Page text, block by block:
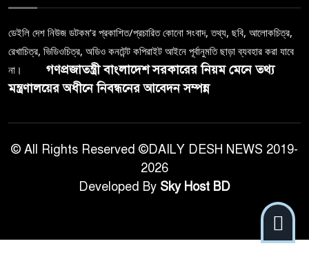
ডেইলি দেশ নিউজ ডটকম’র প্রকাশিত/প্রচারিত কোনো সংবাদ, তথ্য, ছবি, আলোকচিত্র,
রেখাচিত্র, ভিডিওচিত্র, অডিও কনটেন্ট কপিরাইট আইনে পূর্বানুমতি ছাড়া ব্যবহার করা যাবে
না।
গণপ্রজাতন্ত্রী বাংলাদেশ সরকারের নিয়ম মেনে তথ্য
মন্ত্রণালয়ের অধীনে নিবন্ধনের আবেদন সম্পন্ন
© All Rights Reserved ©DAILY DESH NEWS 2019-
2026
Developed By Sky Host BD